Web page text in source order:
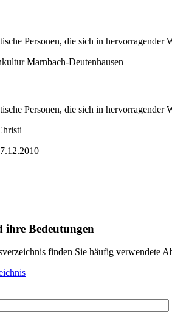
Personen, die sich in hervorragender
Marnbach-Deutenhausen
Personen, die sich in hervorragender
ihre Bedeutungen
finden Sie häufig verwendete